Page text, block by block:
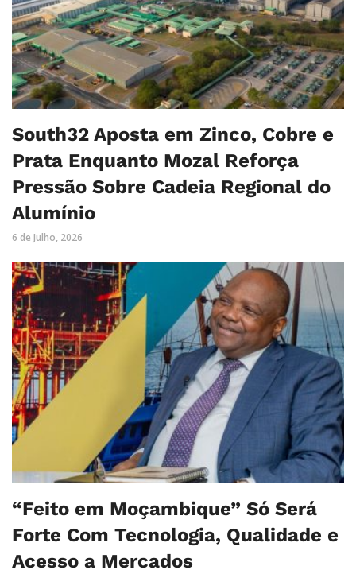
South32 Aposta em Zinco, Cobre e
Prata Enquanto Mozal Reforça
Pressão Sobre Cadeia Regional do
Alumínio
6 de Julho, 2026
“Feito em Moçambique” Só Será
Forte Com Tecnologia, Qualidade e
Acesso a Mercados